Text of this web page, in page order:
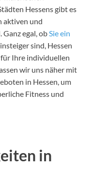
Hessens gibt es
aktiven und
egal, ob Sie ein
sind, Hessen
Ihre individuellen
wir uns näher mit
in Hessen, um
Fitness und
in